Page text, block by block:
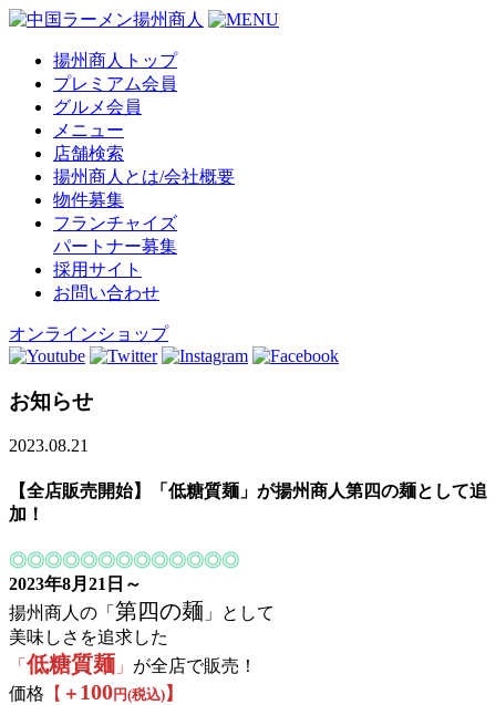
揚州商人トップ
プレミアム会員
グルメ会員
メニュー
店舗検索
揚州商人とは/会社概要
物件募集
フランチャイズ
パートナー募集
採用サイト
お問い合わせ
オンラインショップ
お知らせ
2023.08.21
【全店販売開始】「低糖質麺」が揚州商人第四の麺として追
加！
◎◎◎◎◎◎◎◎◎◎◎◎◎
2023年8月21日～
揚州商人の「 第四の麺 」として
美味しさを追求した
「 低糖質麺 」 が全店で販売！
価格 【 ＋ 100円(税込) 】